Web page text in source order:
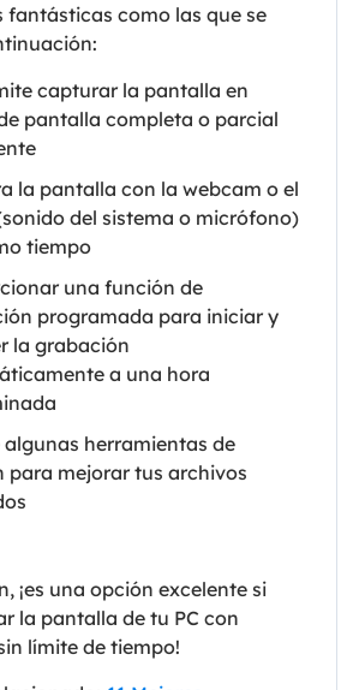
fantásticas como las que se
capturar la pantalla en
pantalla completa o parcial
la pantalla con la webcam o el
del sistema o micrófono)
tiempo
una función de
programada para iniciar y
la grabación
a una hora
algunas herramientas de
para mejorar tus archivos
¡es una opción excelente si
la pantalla de tu PC con
límite de tiempo!